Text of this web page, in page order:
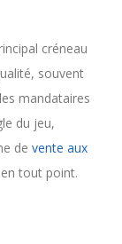
créneau
souvent
mandataires
du jeu,
devente aux
tout point.